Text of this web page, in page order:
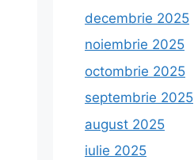
decembrie 2025
noiembrie 2025
octombrie 2025
septembrie 2025
august 2025
iulie 2025